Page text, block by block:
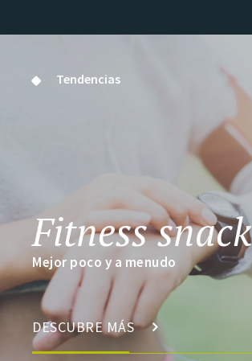
Tendencias
Fitness snack
Mejor poco y a menudo
DESCUBRE MÁS